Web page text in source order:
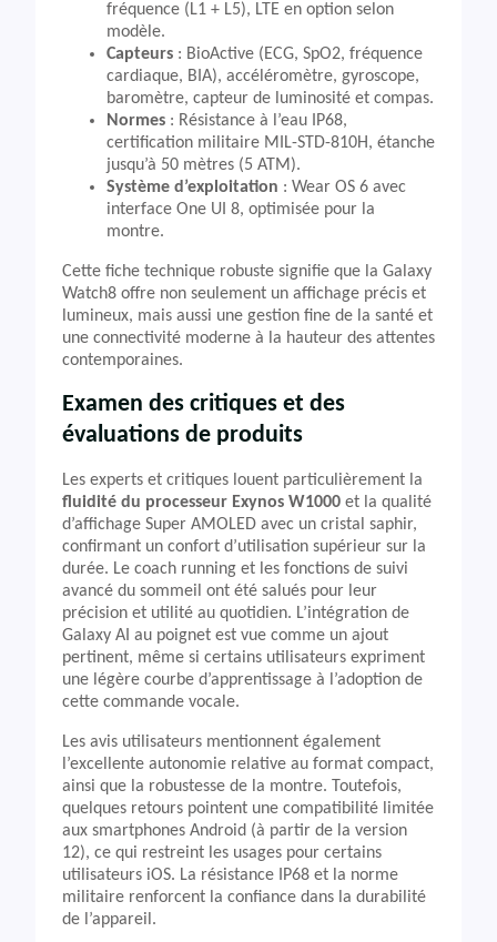
fréquence (L1 + L5), LTE en option selon
modèle.
Capteurs : BioActive (ECG, SpO2, fréquence
cardiaque, BIA), accéléromètre, gyroscope,
baromètre, capteur de luminosité et compas.
Normes : Résistance à l’eau IP68,
certification militaire MIL-STD-810H, étanche
jusqu’à 50 mètres (5 ATM).
Système d’exploitation : Wear OS 6 avec
interface One UI 8, optimisée pour la
montre.
Cette fiche technique robuste signifie que la Galaxy
Watch8 offre non seulement un affichage précis et
lumineux, mais aussi une gestion fine de la santé et
une connectivité moderne à la hauteur des attentes
contemporaines.
Examen des critiques et des
évaluations de produits
Les experts et critiques louent particulièrement la
fluidité du processeur Exynos W1000 et la qualité
d’affichage Super AMOLED avec un cristal saphir,
confirmant un confort d’utilisation supérieur sur la
durée. Le coach running et les fonctions de suivi
avancé du sommeil ont été salués pour leur
précision et utilité au quotidien. L’intégration de
Galaxy AI au poignet est vue comme un ajout
pertinent, même si certains utilisateurs expriment
une légère courbe d’apprentissage à l’adoption de
cette commande vocale.
Les avis utilisateurs mentionnent également
l’excellente autonomie relative au format compact,
ainsi que la robustesse de la montre. Toutefois,
quelques retours pointent une compatibilité limitée
aux smartphones Android (à partir de la version
12), ce qui restreint les usages pour certains
utilisateurs iOS. La résistance IP68 et la norme
militaire renforcent la confiance dans la durabilité
de l’appareil.